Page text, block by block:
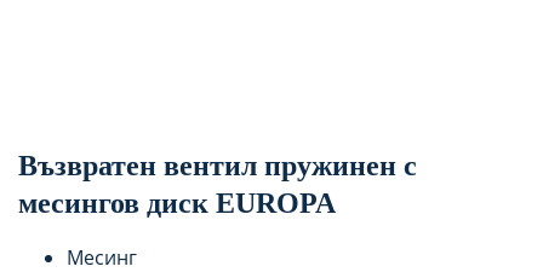
Възвратен вентил пружинен с
месингов диск EUROPA
Месинг